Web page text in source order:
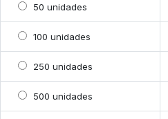
Selecionar 50 unidades
50 unidades
Selecionar 100 unidades
100 unidades
Selecionar 250 unidades
250 unidades
Selecionar 500 unidades
500 unidades